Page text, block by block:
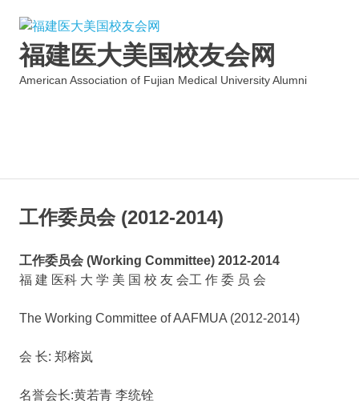
content
福建医大美国校友会网
American Association of Fujian Medical University Alumni
工作委员会 (2012-2014)
工作委员会 (Working Committee) 2012-2014
福 建 医科 大 学 美 国 校 友 会工 作 委 员 会
The Working Committee of AAFMUA (2012-2014)
会 长: 郑榕岚
名誉会长:黄若青 李统铨